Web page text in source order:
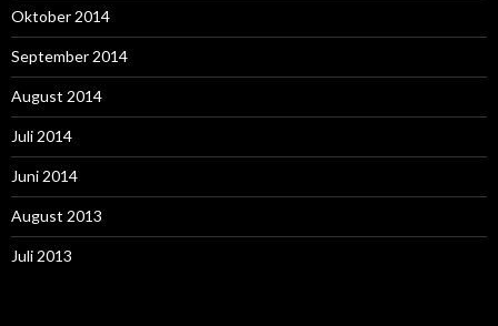
Oktober 2014
September 2014
August 2014
Juli 2014
Juni 2014
August 2013
Juli 2013